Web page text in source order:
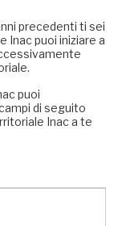
precedenti ti sei
Inac puoi iniziare a
puoi
di seguito
Inac a te